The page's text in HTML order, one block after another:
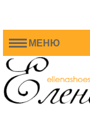
МЕНЮ